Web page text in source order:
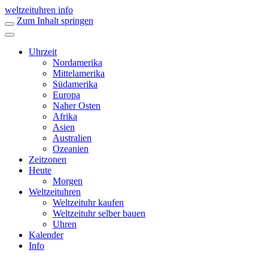
weltzeituhren info
Zum Inhalt springen
Uhrzeit
Nordamerika
Mittelamerika
Südamerika
Europa
Naher Osten
Afrika
Asien
Australien
Ozeanien
Zeitzonen
Heute
Morgen
Weltzeituhren
Weltzeituhr kaufen
Weltzeituhr selber bauen
Uhren
Kalender
Info